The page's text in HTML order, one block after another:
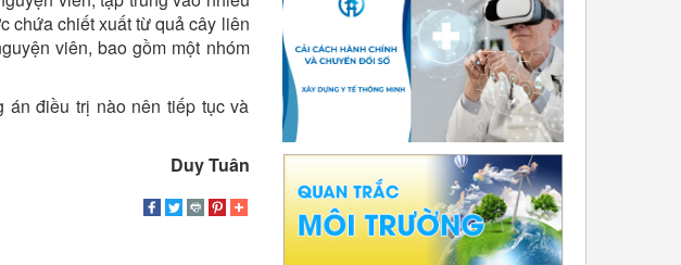
chứa chiết xuất từ quả cây liên
viên, bao gồm một nhóm
án điều trị nào nên tiếp tục và
Duy Tuân